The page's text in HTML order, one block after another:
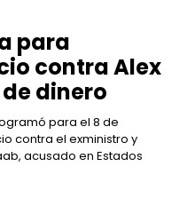
para
contra Alex
dinero
para el 8 de
contra el exministro y
acusado en Estados